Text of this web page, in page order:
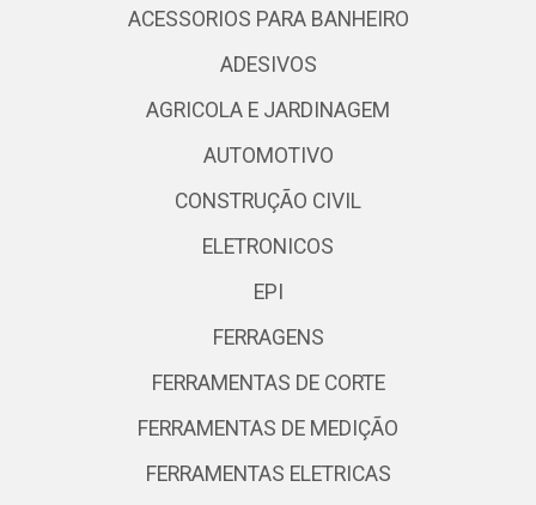
ACESSORIOS PARA BANHEIRO
ADESIVOS
AGRICOLA E JARDINAGEM
AUTOMOTIVO
CONSTRUÇÃO CIVIL
ELETRONICOS
EPI
FERRAGENS
FERRAMENTAS DE CORTE
FERRAMENTAS DE MEDIÇÃO
FERRAMENTAS ELETRICAS